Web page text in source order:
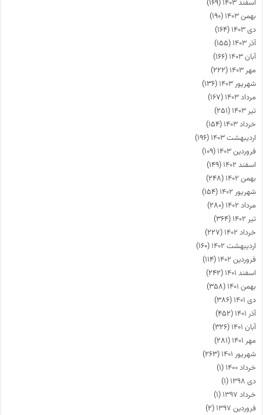
اسفند ۱۴۰۳
(۱۶۹)
بهمن ۱۴۰۳
(۱۹۰)
دی ۱۴۰۳
(۱۶۴)
آذر ۱۴۰۳
(۱۵۵)
آبان ۱۴۰۳
(۱۶۶)
مهر ۱۴۰۳
(۲۲۲)
شهریور ۱۴۰۳
(۱۳۶)
مرداد ۱۴۰۳
(۱۶۷)
تیر ۱۴۰۳
(۲۵۱)
خرداد ۱۴۰۳
(۱۵۴)
اردیبهشت ۱۴۰۳
(۱۹۶)
فروردین ۱۴۰۳
(۱۰۹)
اسفند ۱۴۰۲
(۱۴۹)
بهمن ۱۴۰۲
(۲۴۸)
شهریور ۱۴۰۲
(۱۵۴)
مرداد ۱۴۰۲
(۲۸۰)
تیر ۱۴۰۲
(۳۶۴)
خرداد ۱۴۰۲
(۲۲۷)
اردیبهشت ۱۴۰۲
(۱۶۰)
فروردین ۱۴۰۲
(۱۱۴)
اسفند ۱۴۰۱
(۲۴۲)
بهمن ۱۴۰۱
(۳۵۸)
دی ۱۴۰۱
(۳۸۶)
آذر ۱۴۰۱
(۴۵۲)
آبان ۱۴۰۱
(۳۲۶)
مهر ۱۴۰۱
(۲۸۱)
شهریور ۱۴۰۱
(۲۶۳)
خرداد ۱۴۰۰
(۱)
دی ۱۳۹۸
(۱)
خرداد ۱۳۹۷
(۱)
فروردین ۱۳۹۷
(۲)